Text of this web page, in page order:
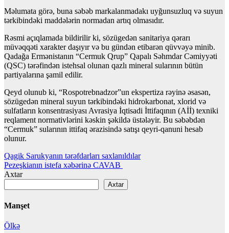
Məlumata görə, buna səbəb markalanmadakı uyğunsuzluq və suyun
tərkibindəki maddələrin normadan artıq olmasıdır.
Rəsmi açıqlamada bildirilir ki, sözügedən sanitariya qərarı
müvəqqəti xarakter daşıyır və bu gündən etibarən qüvvəyə minib.
Qadağa Ermənistanın “Cermuk Qrup” Qapalı Səhmdar Cəmiyyəti
(QSC) tərəfindən istehsal olunan qazlı mineral sularının bütün
partiyalarına şamil edilir.
Qeyd olunub ki, “Rospotrebnadzor”un ekspertiza rəyinə əsasən,
sözügedən mineral suyun tərkibindəki hidrokarbonat, xlorid və
sulfatların konsentrasiyası Avrasiya İqtisadi İttifaqının (Aİİ) texniki
reqlament normativlərini kəskin şəkildə üstələyir. Bu səbəbdən
“Cermuk” sularının ittifaq ərazisində satışı qeyri-qanuni hesab
olunur.
Yazı
naviqasiyası
Qagik Sarukyanın tərəfdarları saxlanıldılar
Pezeşkianın istefa xəbərinə CAVAB
Axtar
Axtar
Manşet
Ölkə